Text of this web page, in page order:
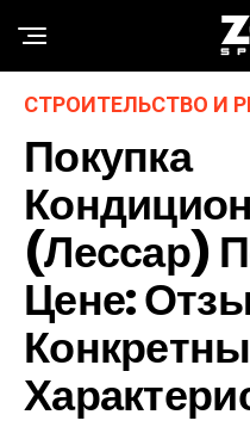
СТРОИТЕЛЬСТВО И
Покупка
(Лессар)
Цене: